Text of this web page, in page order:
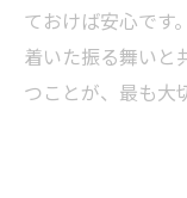
ておけば安心です
着いた振る舞いと
つことが、最も大